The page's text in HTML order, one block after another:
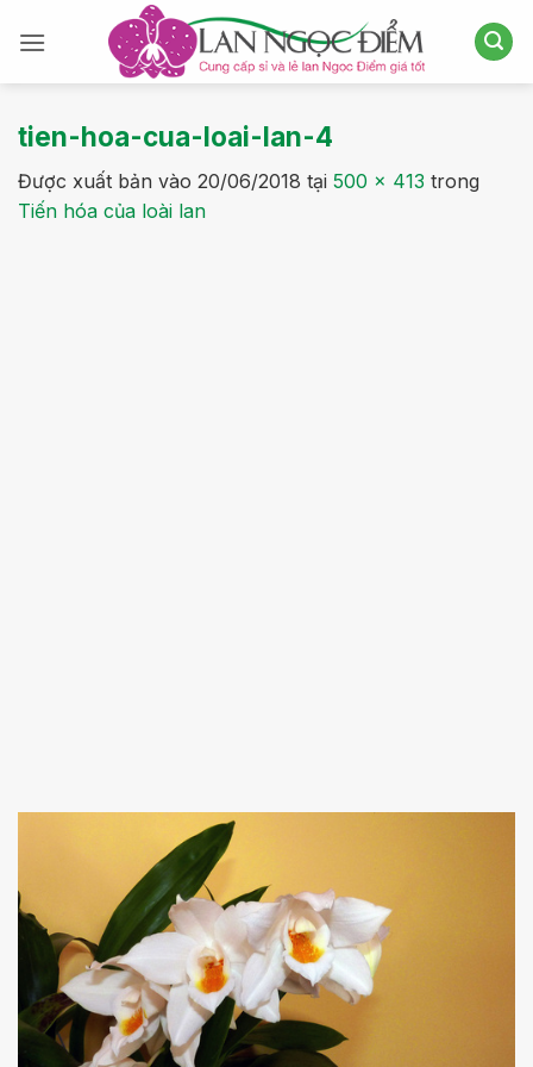
qua
tien-hoa-cua-loai-lan-4
Được xuất bản vào 20/06/2018 tại 500 × 413 trong
Tiến hóa của loài lan